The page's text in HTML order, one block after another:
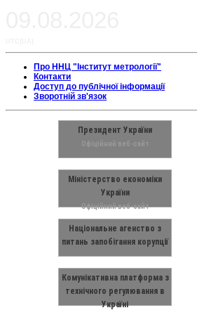
Про ННЦ "Інститут метрології"
Контакти
Доступ до публічної інформації
Зворотній зв'язок
Президент України
Офіційний веб-сайт
Міністерство економіки
України
Офіційний веб-сайт
Національне агенство з
питань запобігання корупції
Комунікативна платформа з
технічного регулювання в
Україні